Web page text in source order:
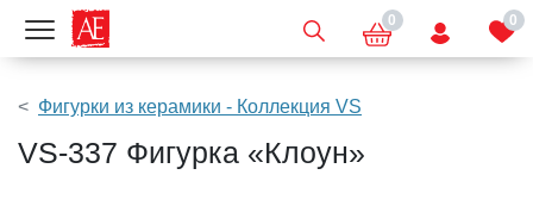
Показать меню 0 0
Фигурки из керамики - Коллекция VS
VS-337 Фигурка «Клоун»